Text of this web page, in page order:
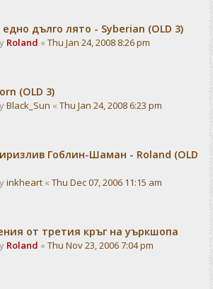
дълго лято - Syberian (OLD 3)
Roland « Thu Jan 24, 2008 8:26 pm
(OLD 3)
Black_Sun « Thu Jan 24, 2008 6:23 pm
Гоблин-Шаман - Roland (OLD
inkheart « Thu Dec 07, 2006 11:15 am
от третия кръг на уъркшопа
Roland « Thu Nov 23, 2006 7:04 pm